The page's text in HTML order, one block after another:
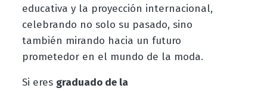
educativa y la proyección internacional,
celebrando no solo su pasado, sino
también mirando hacia un futuro
prometedor en el mundo de la moda.
Si eres graduado de la